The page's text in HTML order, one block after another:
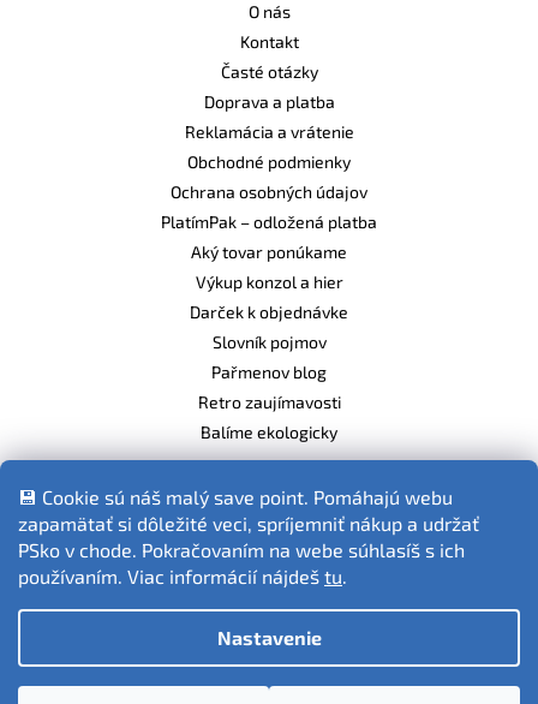
💾 Cookie sú náš malý save point. Pomáhajú webu
zapamätať si dôležité veci, spríjemniť nákup a udržať
PSko v chode. Pokračovaním na webe súhlasíš s ich
používaním. Viac informácií nájdeš tu.
Nastavenie
O nás
Kontakt
Časté otázky
Doprava a platba
Reklamácia a vrátenie
Obchodné podmienky
Ochrana osobných údajov
PlatímPak – odložená platba
Aký tovar ponúkame
Výkup konzol a hier
Darček k objednávke
Slovník pojmov
Pařmenov blog
Retro zaujímavosti
Balíme ekologicky
Fotografie produktov sú ilustračné.
Vytvoril Shoptet